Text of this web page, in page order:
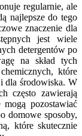
regularnie, ale
najlepsze do tego
znaczenie dla
jest wiele
detergentów po
na skład tych
które
dla środowiska. W
często zawierają
pozostawiać
domowe sposoby,
które skutecznie